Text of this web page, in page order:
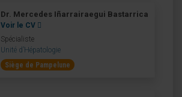
Dr. Mercedes Iñarrairaegui Bastarrica
Voir le CV
Spécialiste
Unité d’Hépatologie
Siège de Pampelune